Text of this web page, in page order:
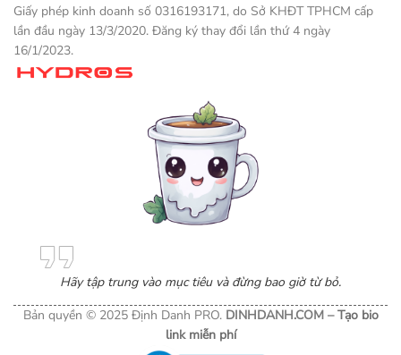
Giấy phép kinh doanh số 0316193171, do Sở KHĐT TPHCM cấp
lần đầu ngày 13/3/2020. Đăng ký thay đổi lần thứ 4 ngày
16/1/2023.
Hãy tập trung vào mục tiêu và đừng bao giờ từ bỏ.
Bản quyền © 2025 Định Danh PRO. DINHDANH.COM –Tạo bio
link miễn phí